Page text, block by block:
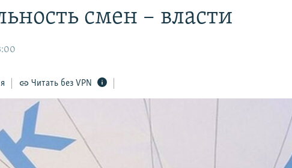
смен – власти
Читать без VPN